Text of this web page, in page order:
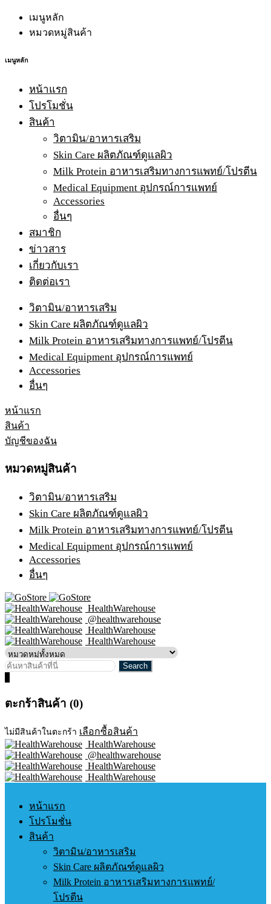
เมนูหลัก
หมวดหมู่สินค้า
เมนูหลัก
หน้าแรก
โปรโมชั่น
สินค้า
วิตามิน/อาหารเสริม
Skin Care ผลิตภัณฑ์ดูแลผิว
Milk Protein อาหารเสริมทางการแพทย์/โปรตีน
Medical Equipment อุปกรณ์การแพทย์
Accessories
อื่นๆ
สมาชิก
ข่าวสาร
เกี่ยวกับเรา
ติดต่อเรา
วิตามิน/อาหารเสริม
Skin Care ผลิตภัณฑ์ดูแลผิว
Milk Protein อาหารเสริมทางการแพทย์/โปรตีน
Medical Equipment อุปกรณ์การแพทย์
Accessories
อื่นๆ
หน้าแรก
สินค้า
บัญชีของฉัน
หมวดหมู่สินค้า
วิตามิน/อาหารเสริม
Skin Care ผลิตภัณฑ์ดูแลผิว
Milk Protein อาหารเสริมทางการแพทย์/โปรตีน
Medical Equipment อุปกรณ์การแพทย์
Accessories
อื่นๆ
HealthWarehouse
@healthwarehouse
HealthWarehouse
HealthWarehouse
ตะกร้าสินค้า (0)
ไม่มีสินค้าในตะกร้า เลือกซื้อสินค้า
HealthWarehouse
@healthwarehouse
HealthWarehouse
HealthWarehouse
หน้าแรก
โปรโมชั่น
สินค้า
วิตามิน/อาหารเสริม
Skin Care ผลิตภัณฑ์ดูแลผิว
Milk Protein อาหารเสริมทางการแพทย์/
โปรตีน